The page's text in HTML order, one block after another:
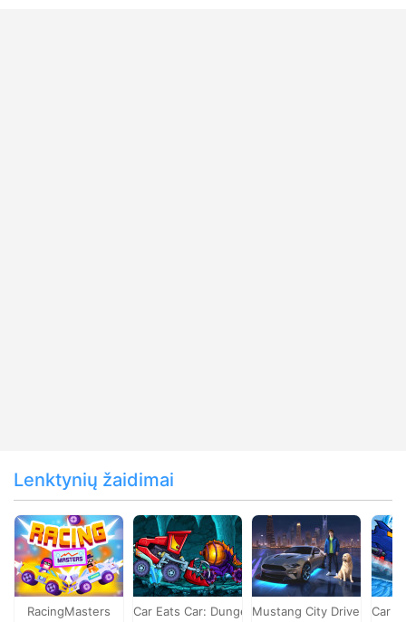
Lenktynių žaidimai
RacingMasters Car Eats Car: Dungeon Adventure
Mustang City Driver Car